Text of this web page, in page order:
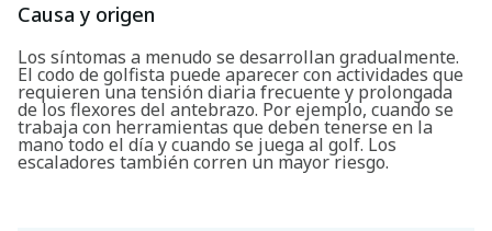
Causa y origen
Los síntomas a menudo se desarrollan gradualmente.
El codo de golfista puede aparecer con actividades que
requieren una tensión diaria frecuente y prolongada
de los flexores del antebrazo. Por ejemplo, cuando se
trabaja con herramientas que deben tenerse en la
mano todo el día y cuando se juega al golf. Los
escaladores también corren un mayor riesgo.